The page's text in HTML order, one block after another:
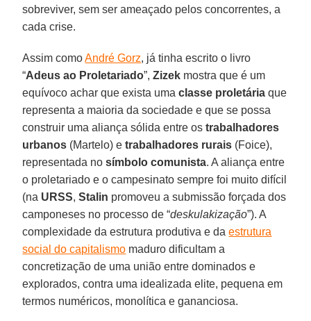
sobreviver, sem ser ameaçado pelos concorrentes, a
cada crise.
Assim comoAndré Gorz, já tinha escrito o livro
“Adeus ao Proletariado”,Zizek mostra que é um
equívoco achar que exista umaclasse proletária que
representa a maioria da sociedade e que se possa
construir uma aliança sólida entre ostrabalhadores
urbanos (Martelo) etrabalhadores rurais (Foice),
representada nosímbolo comunista. A aliança entre
o proletariado e o campesinato sempre foi muito difícil
(na URSS,Stalin promoveu a submissão forçada dos
camponeses no processo de “deskulakização”). A
complexidade da estrutura produtiva e daestrutura
social do capitalismo maduro dificultam a
concretização de uma união entre dominados e
explorados, contra uma idealizada elite, pequena em
termos numéricos, monolítica e gananciosa.